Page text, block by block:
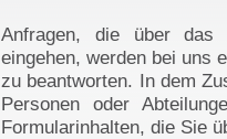
Anfragen, die über das
eingehen, werden bei uns
zu beantworten. In dem
Personen oder
Formularinhalten, die Sie